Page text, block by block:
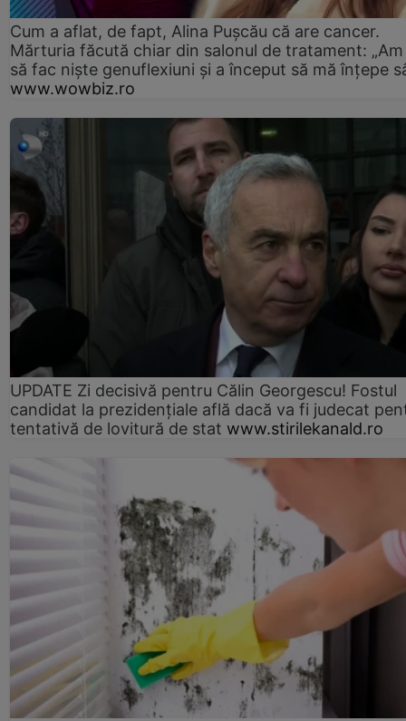
Cum a aflat, de fapt, Alina Pușcău că are cancer.
Mărturia făcută chiar din salonul de tratament:
să fac niște genuflexiuni și a început să mă înțepe
www.wowbiz.ro
UPDATE Zi decisivă pentru Călin Georgescu! Fostul
candidat la prezidențiale află dacă va fi judecat
tentativă de lovitură de stat www.stirilekanald.ro